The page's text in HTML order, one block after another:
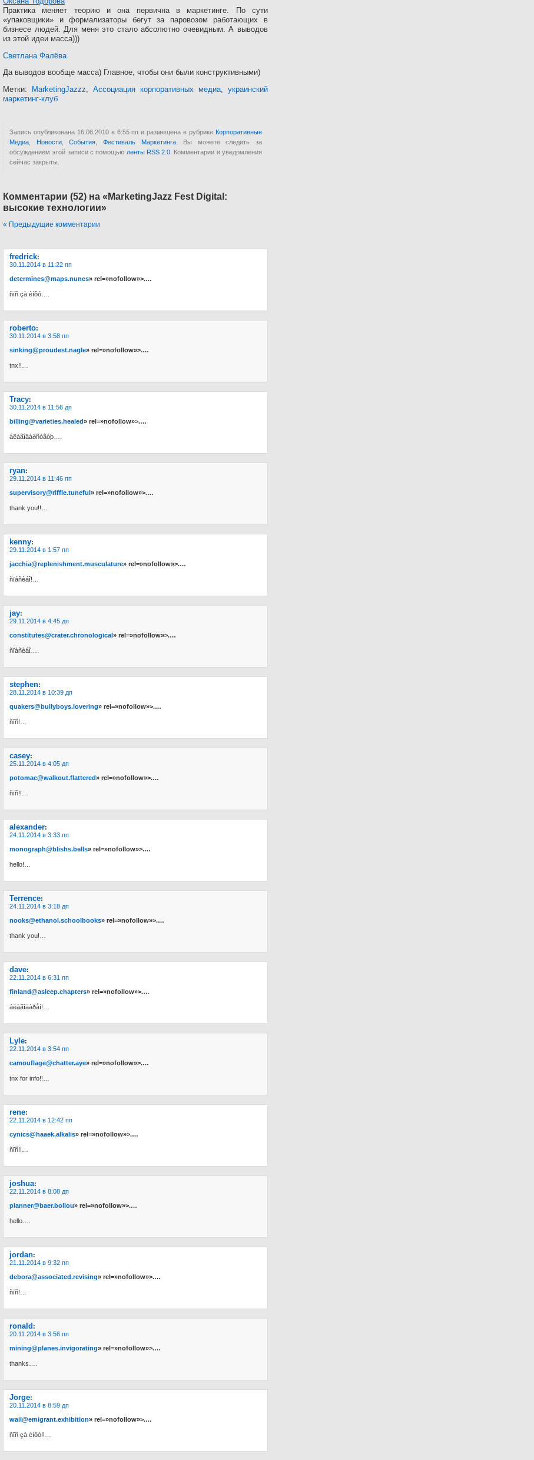
Практика меняет теорию и она первична в маркетинге. По сути
«упаковщики» и формализаторы бегут за паровозом работающих в
бизнесе людей. Для меня это стало абсолютно очевидным. А выводов
из этой идеи масса)))
Светлана Фалёва
Да выводов вообще масса) Главное, чтобы они были конструктивными)
Метки: MarketingJazzz, Ассоциация корпоративных медиа, украинский
маркетинг-клуб
Запись опубликована 16.06.2010 в 6:55 пп и размещена в рубрике Корпоративные
Медиа
Новости,События Фестиваль Маркетинга. Вы можете следить за
обсуждением этой записи с помощью ленты RSS 2.0 . Комментарии и уведомления
сейчас закрыты.
Комментарии (52) на «MarketingJazz Fest Digital:
высокие технологии»
« Предыдущие комментарии
fredrick:
30.11.2014 в 11:22 пп
determines@maps.nunes» rel=»nofollow»>.…
ñïñ çà èíôó….
roberto:
30.11.2014 в 3:58 пп
sinking@proudest.nagle» rel=»nofollow»>.…
tnx!!…
Tracy:
30.11.2014 в 11:56 дп
billing@varieties.healed» rel=»nofollow»>.…
áëàãîäàðñòâóþ….
ryan:
29.11.2014 в 11:46 пп
supervisory@riffle.tuneful» rel=»nofollow»>.…
thank you!!…
kenny:
29.11.2014 в 1:57 пп
jacchia@replenishment.musculature» rel=»nofollow»>.…
ñïàñèáî!…
jay:
29.11.2014 в 4:45 дп
constitutes@crater.chronological» rel=»nofollow»>.…
ñïàñèáî….
stephen:
28.11.2014 в 10:39 дп
quakers@bullyboys.lovering» rel=»nofollow»>.…
ñïñ!…
casey:
25.11.2014 в 4:05 дп
potomac@walkout.flattered» rel=»nofollow»>.…
ñïñ!!…
alexander:
24.11.2014 в 3:33 пп
monograph@blishs.bells» rel=»nofollow»>.…
hello!…
Terrence:
24.11.2014 в 3:18 дп
nooks@ethanol.schoolbooks» rel=»nofollow»>.…
thank you!…
dave:
22.11.2014 в 6:31 пп
finland@asleep.chapters» rel=»nofollow»>.…
áëàãîäàðåí!…
Lyle:
22.11.2014 в 3:54 пп
camouflage@chatter.aye» rel=»nofollow»>.…
tnx for info!!…
rene:
22.11.2014 в 12:42 пп
cynics@haaek.alkalis» rel=»nofollow»>.…
ñïñ!!…
joshua:
22.11.2014 в 8:08 дп
planner@baer.boliou» rel=»nofollow»>.…
hello….
jordan:
21.11.2014 в 9:32 пп
debora@associated.revising» rel=»nofollow»>.…
ñïñ!…
ronald :
20.11.2014 в 3:56 пп
mining@planes.invigorating» rel=»nofollow»>.…
thanks….
Jorge:
20.11.2014 в 8:59 дп
wail@emigrant.exhibition» rel=»nofollow»>.…
ñïñ çà èíôó!!…